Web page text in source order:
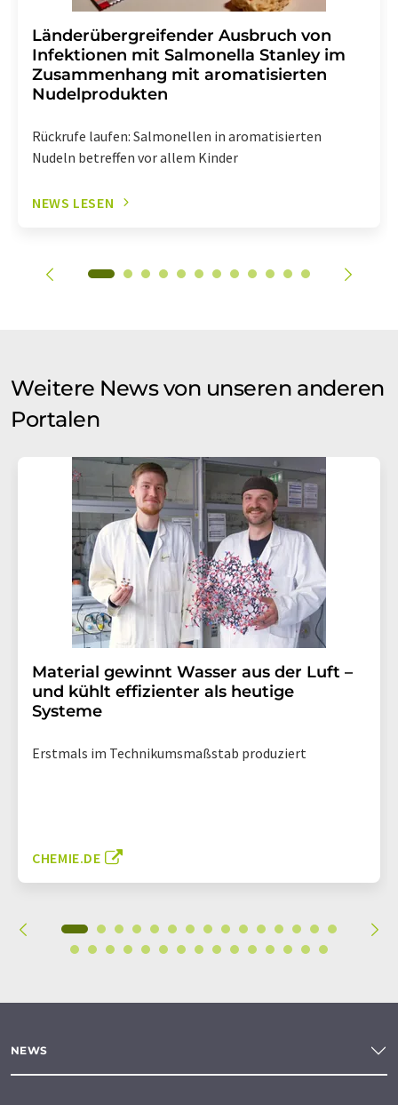
Länderübergreifender Ausbruch von
Infektionen mit Salmonella Stanley im
Zusammenhang mit aromatisierten
Nudelprodukten
Rückrufe laufen: Salmonellen in aromatisierten
Nudeln betreffen vor allem Kinder
NEWS LESEN
Weitere News von unseren anderen
Portalen
Material gewinnt Wasser aus der Luft –
und kühlt effizienter als heutige
Systeme
Erstmals im Technikumsmaßstab produziert
CHEMIE.DE
NEWS